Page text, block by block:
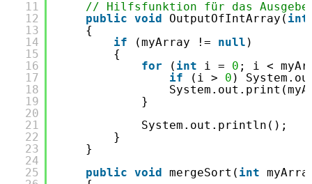
11
12
13
14
15
16
17
18
19
20
21
22
23
24
25
// Hilfsfunktion für das
public void OutputOfIntArray( int
{
if
(myArray != null )
{
for
( int i = 0 ; i <
if
(i > 0 )
}
System.out.println();
}
}
public void mergeSort( int